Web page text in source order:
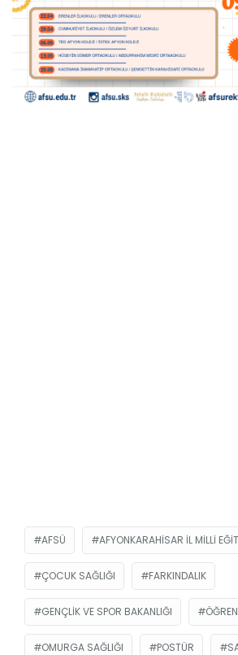
AFSÜ AFYONKARAHISAR İL MILLI
ÇOCUK SAĞLIĞI FARKINDALIK
GENÇLIK VE SPOR BAKANLIĞI
OMURGA SAĞLIĞI POSTÜR